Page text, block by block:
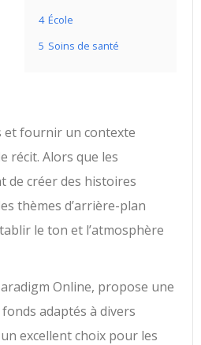
4 École
5 Soins de santé
et fournir un contexte
récit. Alors que les
de créer des histoires
thèmes d’arrière-plan
le ton et l’atmosphère
Online, propose une
adaptés à divers
excellent choix pour les